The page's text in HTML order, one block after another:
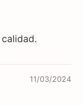
11/03/2024